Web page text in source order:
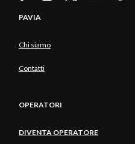
PAVIA
Chi siamo
Contatti
OPERATORI
DIVENTA OPERATORE